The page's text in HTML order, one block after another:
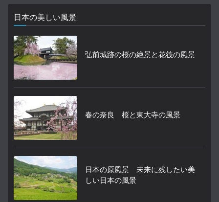
日本の美しい風景
弘前城跡の桜の絶景と花筏の風景
春の奈良 桜と東大寺の風景
日本の原風景 未来に残したい美
しい日本の風景